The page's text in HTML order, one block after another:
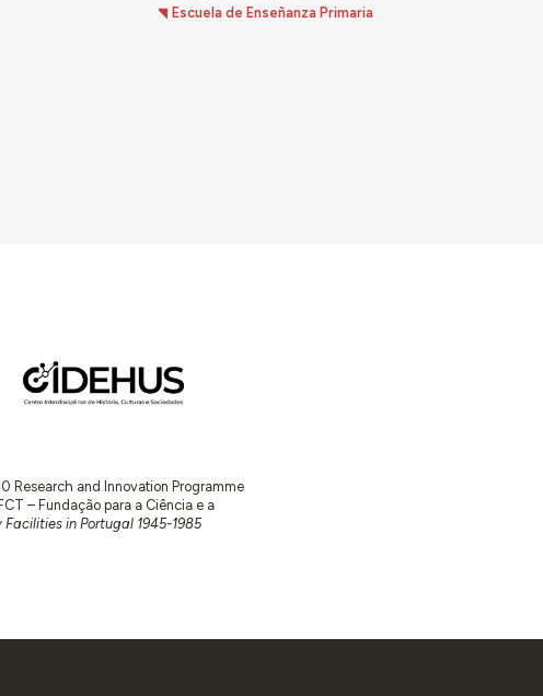
Escuela de Enseñanza Primaria
Research and Innovation Programme
– Fundação para a Ciência e a
in Portugal 1945-1985